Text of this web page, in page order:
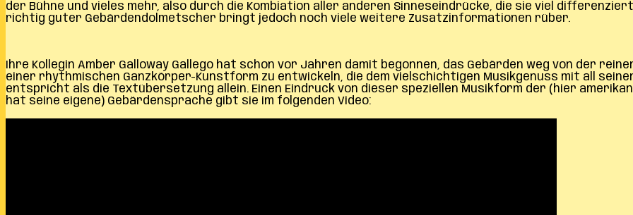
der Bühne und vieles mehr, also durch die Kombiation aller anderen Sinneseindrücke, die sie viel
richtig guter Gebärdendolmetscher bringt jedoch noch viele weitere Zusatzinformationen rüber.
Ihre Kollegin Amber Galloway Gallego hat schon vor Jahren damit begonnen, das Gebärden weg von der
einer rhythmischen Ganzkörper-Kunstform zu entwickeln, die dem vielschichtigen Musikgenuss mit all
entspricht als die Textübersetzung allein. Einen Eindruck von dieser speziellen Musikform der (hier
hat seine eigene) Gebärdensprache gibt sie im folgenden Video: